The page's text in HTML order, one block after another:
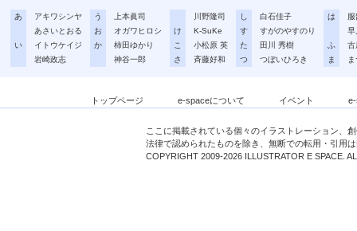
あ
アキワシンヤ
あさいとおる
い
イトウケイジ
岩崎政志
う
上本眞司
お
オガワヒロシ
か
柿田ゆかり
神谷一郎
川野隆司
け
K-SuKe
こ
小松原 英
さ
斉藤好和
し
白石佳子
す
すがのやすのり
た
田川 秀樹
つ
つぼいひろき
は
早
ふ
古
ま
トップページ e-spaceについて イベント
ここに掲載されている個々のイラストレーション、
法律で認められたものを除き、無断での転用・引用
COPYRIGHT 2009-2026 ILLUSTRATOR E SPACE.